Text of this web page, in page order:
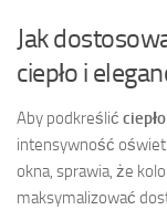
Jak
ciepło i
Aby podkreślić ciepło
intensywność
okna, sprawia, że
maksymalizować